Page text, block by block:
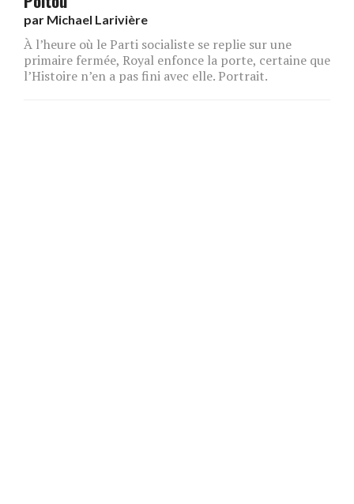
par Michael Larivière
À l’heure où le Parti socialiste se replie sur une
primaire fermée, Royal enfonce la porte, certaine que
l’Histoire n’en a pas fini avec elle. Portrait.